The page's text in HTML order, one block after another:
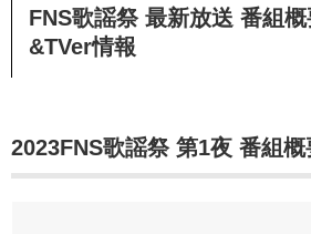
FNS歌謡祭 最新放送 番組
&TVer情報
2023FNS歌謡祭 第1夜 番組